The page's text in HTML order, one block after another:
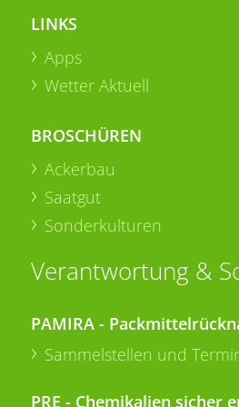
LINKS
Apps
Wetter Aktuell
BROSCHÜREN
Ackerbau
Saatgut
Sonderkulturen
Verantwortung &
PAMIRA -
Sammelstellen und
PRE - Chemikalien sicher